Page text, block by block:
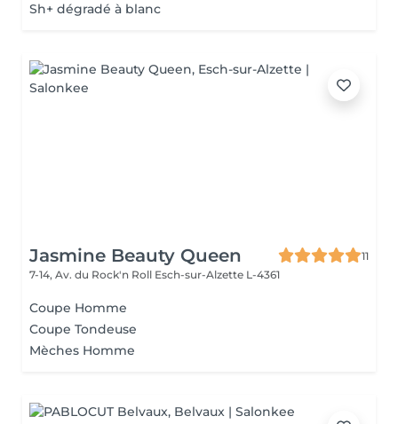
Sh+ dégradé à blanc
Jasmine Beauty Queen
11
7-14, Av. du Rock'n Roll Esch-sur-Alzette L-4361
Coupe Homme
Coupe Tondeuse
Mèches Homme